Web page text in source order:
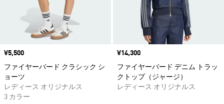
価格
¥5,500
ファイヤーバード クラシック シ
ョーツ
レディース オリジナルス
3 カラー
価格
¥14,300
ファイヤーバード デニム トラッ
クトップ（ジャージ）
レディース オリジナルス